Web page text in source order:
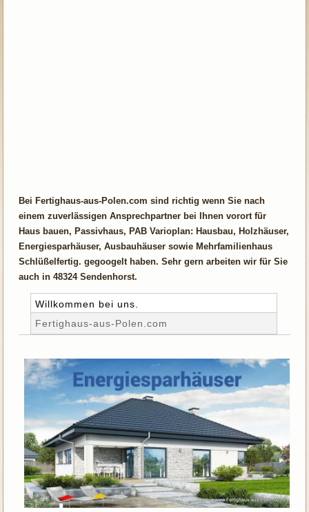
Bei Fertighaus-aus-Polen.com sind richtig wenn Sie nach
einem zuverlässigen Ansprechpartner bei Ihnen vorort für
Haus bauen, Passivhaus, PAB Varioplan: Hausbau, Holzhäuser,
Energiesparhäuser, Ausbauhäuser sowie Mehrfamilienhaus
Schlüßelfertig. gegoogelt haben. Sehr gern arbeiten wir für Sie
auch in 48324 Sendenhorst.
Willkommen bei uns.
Fertighaus-aus-Polen.com